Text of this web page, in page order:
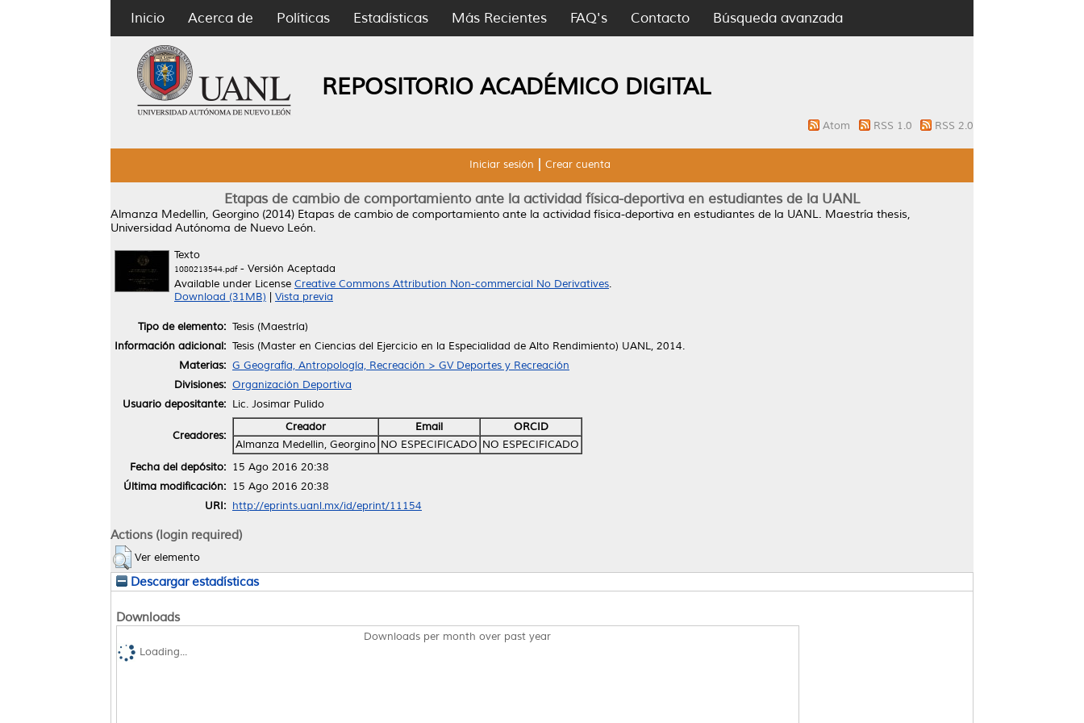
Inicio Acerca de Políticas Estadísticas Más Recientes FAQ's Contacto Búsqueda avanzada
REPOSITORIO ACADÉMICO DIGITAL
Atom RSS 1.0 RSS 2.0
Iniciar sesión Crear cuenta
Etapas de cambio de comportamiento ante la actividad física-deportiva en estudiantes de la UANL
Almanza Medellin, Georgino (2014) Etapas de cambio de comportamiento ante la actividad física-deportiva en estudiantes de la UANL. Maestría thesis,
Universidad Autónoma de Nuevo León.
Texto
1080213544.pdf- Versión Aceptada
Available under License Creative Commons Attribution Non-commercial No Derivatives.
Download (31MB)
Vista previa
Tipo de elemento: Tesis (Maestría)
Información adicional: Tesis (Master en Ciencias del Ejercicio en la Especialidad de Alto Rendimiento) UANL, 2014.
Materias: G Geografía, Antropología, Recreación > GV Deportes y Recreación
Divisiones: Organización Deportiva
Usuario depositante: Lic. Josimar Pulido
Creadores:
Creador Email
ORCID
Almanza Medellin, Georgino NO ESPECIFICADO NO ESPECIFICADO
Fecha del depósito: 15 Ago 2016 20:38
Última modificación: 15 Ago 2016 20:38
URI: http://eprints.uanl.mx/id/eprint/11154
Actions (login required)
Ver elemento
Descargar estadísticas
Downloads
Downloads per month over past year
Loading...